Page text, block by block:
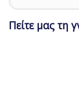
Πείτε μας τη